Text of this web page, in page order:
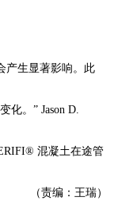
产生显著影响。此
。” Jason D.
混凝土在途管
（责编：王瑞）